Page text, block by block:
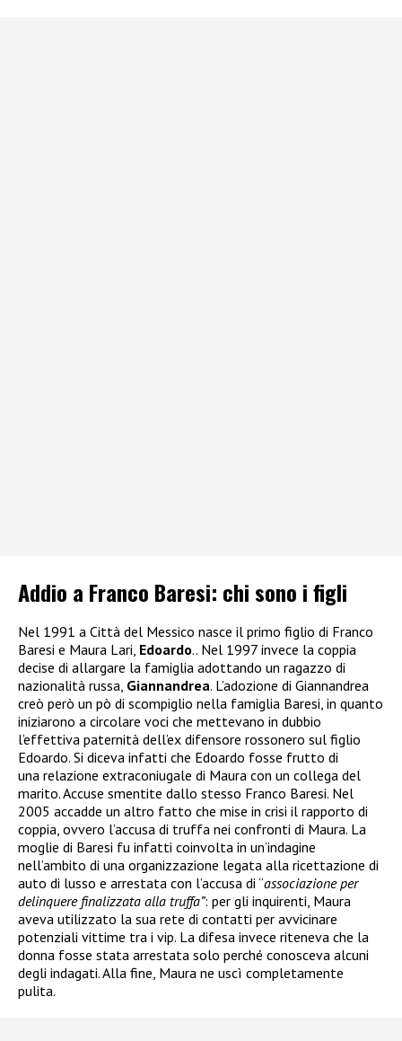
Addio a Franco Baresi: chi sono i figli
Nel 1991 a Città del Messico nasce il primo figlio di Franco
Baresi e Maura Lari, Edoardo.. Nel 1997 invece la coppia
decise di allargare la famiglia adottando un ragazzo di
nazionalità russa, Giannandrea. L’adozione di Giannandrea
creò però un pò di scompiglio nella famiglia Baresi, in quanto
iniziarono a circolare voci che mettevano in dubbio
l’effettiva paternità dell’ex difensore rossonero sul figlio
Edoardo. Si diceva infatti che Edoardo fosse frutto di
una relazione extraconiugale di Maura con un collega del
marito. Accuse smentite dallo stesso Franco Baresi. Nel
2005 accadde un altro fatto che mise in crisi il rapporto di
coppia, ovvero l’accusa di truffa nei confronti di Maura. La
moglie di Baresi fu infatti coinvolta in un’indagine
nell’ambito di una organizzazione legata alla ricettazione di
auto di lusso e arrestata con l’accusa di “associazione per
delinquere finalizzata alla truffa”: per gli inquirenti, Maura
aveva utilizzato la sua rete di contatti per avvicinare
potenziali vittime tra i vip. La difesa invece riteneva che la
donna fosse stata arrestata solo perché conosceva alcuni
degli indagati. Alla fine, Maura ne uscì completamente
pulita.